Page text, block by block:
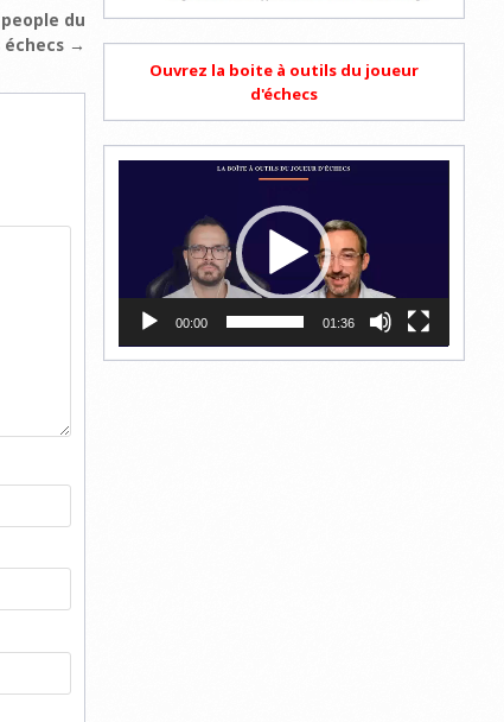
du
échecs →
Ouvrez la boite à outils du joueur
d'échecs
00:00 01:36